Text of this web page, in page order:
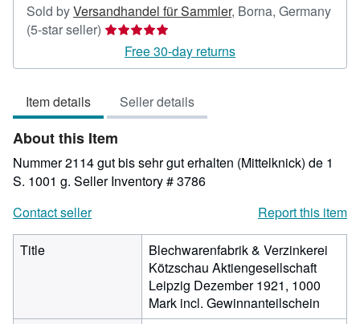
Sold byVersandhandel für Sammler, Borna, Germany
(5-star seller) Seller
rating
5
5
stars
Free 30-day returns
Item details Seller details
About this Item
Nummer 2114 gut bis sehr gut erhalten (Mittelknick) de 1
S. 1001 g. Seller Inventory # 3786
Contact seller
Report this item
Title
Blechwarenfabrik & Verzinkerei
Kötzschau Aktiengesellschaft
Leipzig Dezember 1921, 1000
Mark incl. Gewinnanteilschein